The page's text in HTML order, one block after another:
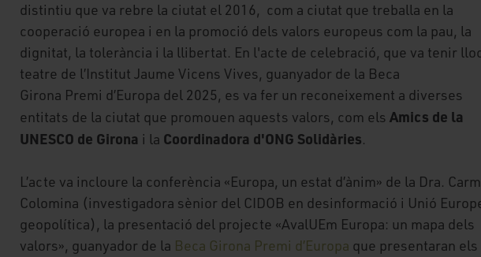
distintiu que va rebre la ciutat el 2016, com a ciutat que treballa en la
cooperació europea i en la promoció dels valors europeus com la pau, la
dignitat, la tolerància i la llibertat. En l'acte de celebració, que va tenir
teatre de l’Institut Jaume Vicens Vives, guanyador de la Beca
Girona Premi d’Europa del 2025, es va fer un reconeixement a diverses
entitats de la ciutat que promouen aquests valors, com els Amics de la
UNESCO de Girona i la Coordinadora d'ONG Solidàries.
L’acte va incloure la conferència «Europa, un estat d’ànim» de la Dra.
Colomina (investigadora sènior del CIDOB en desinformació i Unió
geopolítica), la presentació del projecte «AvalUEm Europa: un mapa dels
valors», guanyador de la Beca Girona Premi d’Europa que presentaran els